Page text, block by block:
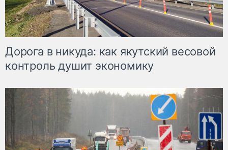
Дорога в никуда: как якутский весовой
контроль душит экономику